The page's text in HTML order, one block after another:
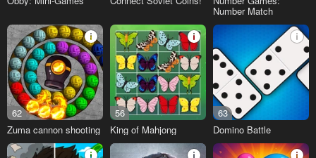
Number Match
62
Zuma cannon shooting
56
King of Mahjong
63
Domino Battle